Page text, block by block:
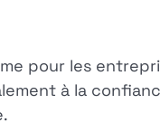
pour les
à la